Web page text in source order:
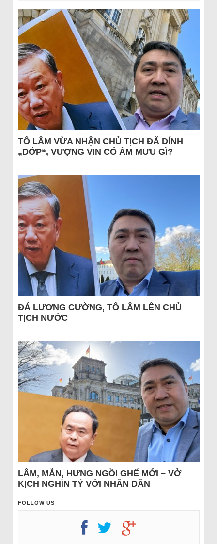
TÔ LÂM VỪA NHẬN CHỦ TỊCH ĐÃ DÍNH
„DỚP“, VƯỢNG VIN CÓ ÂM MƯU GÌ?
ĐÁ LƯƠNG CƯỜNG, TÔ LÂM LÊN CHỦ
TỊCH NƯỚC
LÂM, MẪN, HƯNG NGỒI GHẾ MỚI – VỞ
KỊCH NGHÌN TỶ VỚI NHÂN DÂN
FOLLOW US